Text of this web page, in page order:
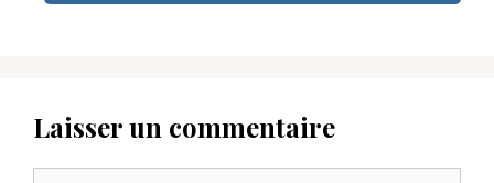
Laisser un commentaire